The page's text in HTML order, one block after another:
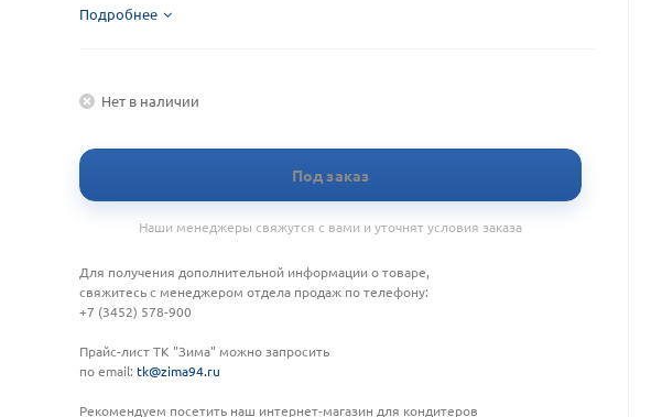
Подробнее
Нет в наличии
Под заказ
Наши менеджеры свяжутся с вами и уточнят условия заказа
Для получения дополнительной информации о товаре,
свяжитесь с менеджером отдела продаж по телефону:
+7 (3452) 578-900
Прайс-лист ТК "Зима" можно запросить
по email: tk@zima94.ru
Рекомендуем посетить наш интернет-магазин для кондитеров